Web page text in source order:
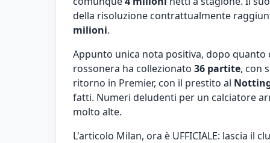
della risoluzione contrattualmente
milioni.
Appunto unica nota positiva, dopo
rossonera ha collezionato 36 partite, con
ritorno in Premier, con il prestito al
fatti. Numeri deludenti per un calciatore
molto alte.
L'articolo Milan, ora è UFFICIALE: lascia il